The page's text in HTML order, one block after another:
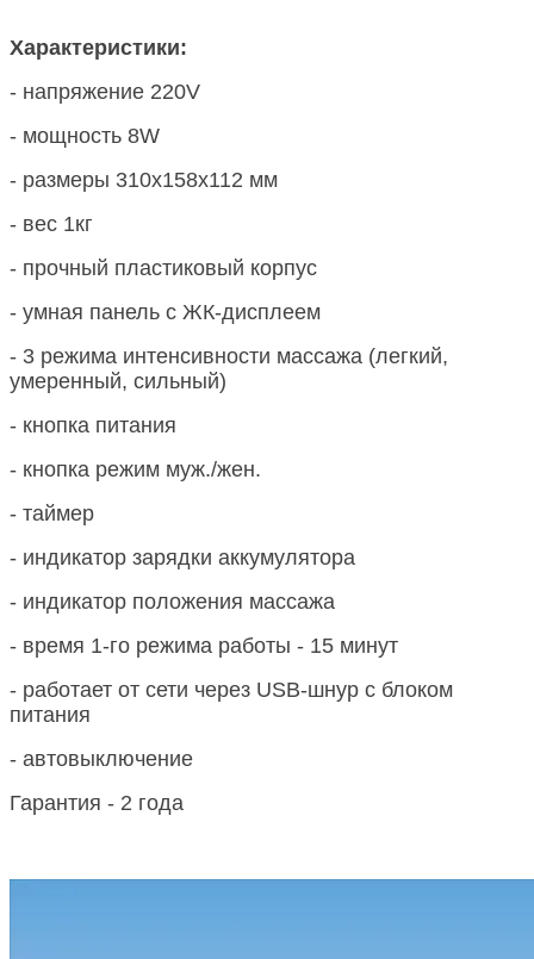
Характеристики:
- напряжение 220V
- мощность 8W
- размеры 310х158х112 мм
- вес 1кг
- прочный пластиковый корпус
- умная панель с ЖК-дисплеем
- 3 режима интенсивности массажа (легкий,
умеренный, сильный)
- кнопка питания
- кнопка режим муж./жен.
- таймер
- индикатор зарядки аккумулятора
- индикатор положения массажа
- время 1-го режима работы - 15 минут
- работает от сети через USB-шнур с блоком
питания
- автовыключение
Гарантия - 2 года